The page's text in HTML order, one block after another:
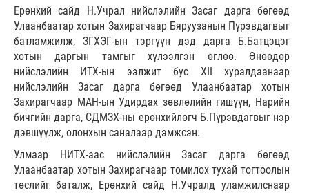
Ерөнхий сайд Н.Учрал нийслэлийн Засаг дарга бөгөөд
Улаанбаатар хотын Захирагчаар Бяруузанын Пүрэвдагвыг
батламжилж, ЗГХЭГ-ын тэргүүн дэд дарга Б.Батцэцэг
хотын даргын тамгыг хүлээлгэн өглөө. Өнөөдөр
нийслэлийн ИТХ-ын ээлжит бус XII хуралдаанаар
нийслэлийн Засаг дарга бөгөөд Улаанбаатар хотын
Захирагчаар МАН-ын Удирдах зөвлөлийн гишүүн, Нарийн
бичгийн дарга, СДМЗХ-ны ерөнхийлөгч Б.Пүрэвдагвыг нэр
дэвшүүлж, олонхын саналаар дэмжсэн.
Улмаар НИТХ-аас нийслэлийн Засаг дарга бөгөөд
Улаанбаатар хотын Захирагчаар томилох тухай тогтоолын
төслийг баталж, Ерөнхий сайд Н.Учралд уламжилснаар